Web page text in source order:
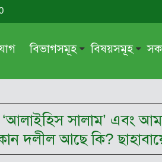
বিভাগসমূহ
দরসে কুরআন
দরসে হাদীছ
বিষয়সমূহ
শিক্ষা ও সংস্কৃতি
নারী সমাজ
সালাম’ এবং
দলীল আছে কি?